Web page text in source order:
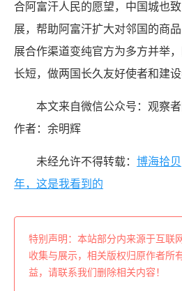
合阿富汗人民的愿望，中国城也
展，帮助阿富汗扩大对邻国的商
展合作渠道变纯官方为多方并举
长短，做两国长久友好使者和建设
本文来自微信公众号：观察
作者：余明辉
未经允许不得转载： 博海拾贝
年，这是我看到的
特别声明：本站部分内来源于互联
收集与展示，相关版权归原作者所
益，请联系我们删除相关内容！